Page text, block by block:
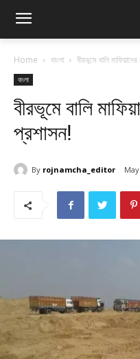
Home বাংলা বীরভূমে বালি
বাংলা
বীরভূমে বালি
প্রশাসন!
By rojnamcha_editor